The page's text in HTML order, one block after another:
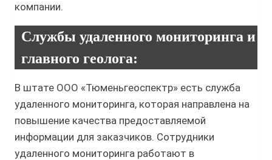
компании.
Службы удаленного мониторинга и
главного геолога:
В штате ООО «Тюменьгеоспектр» есть служба
удаленного мониторинга, которая направлена на
повышение качества предоставляемой
информации для заказчиков. Сотрудники
удаленного мониторинга работают в